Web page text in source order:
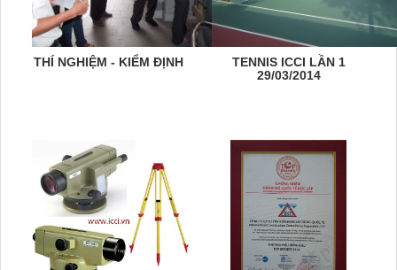
THÍ NGHIỆM - KIỂM ĐỊNH
TENNIS ICCI LẦN 1
29/03/2014